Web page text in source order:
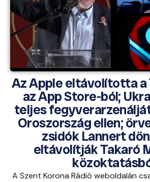
Az Apple eltávolította
az App Store-ból;
teljes
Oroszország ellen;
zsidók Lannert
eltávolítják Takaró
A Szent Korona Rádió weboldalán